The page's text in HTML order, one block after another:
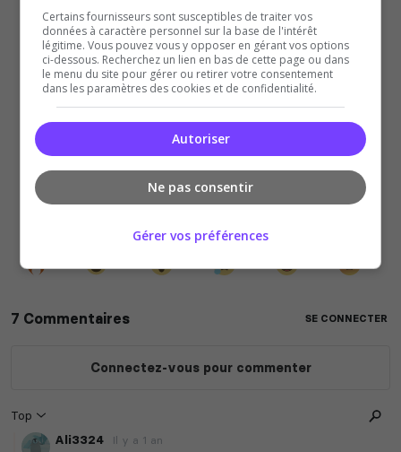
Certains fournisseurs sont susceptibles de traiter vos
données à caractère personnel sur la base de l'intérêt
légitime. Vous pouvez vous y opposer en gérant vos options
ci-dessous. Recherchez un lien en bas de cette page ou dans
le menu du site pour gérer ou retirer votre consentement
dans les paramètres des cookies et de confidentialité.
Autoriser
Ne pas consentir
Gérer vos préférences